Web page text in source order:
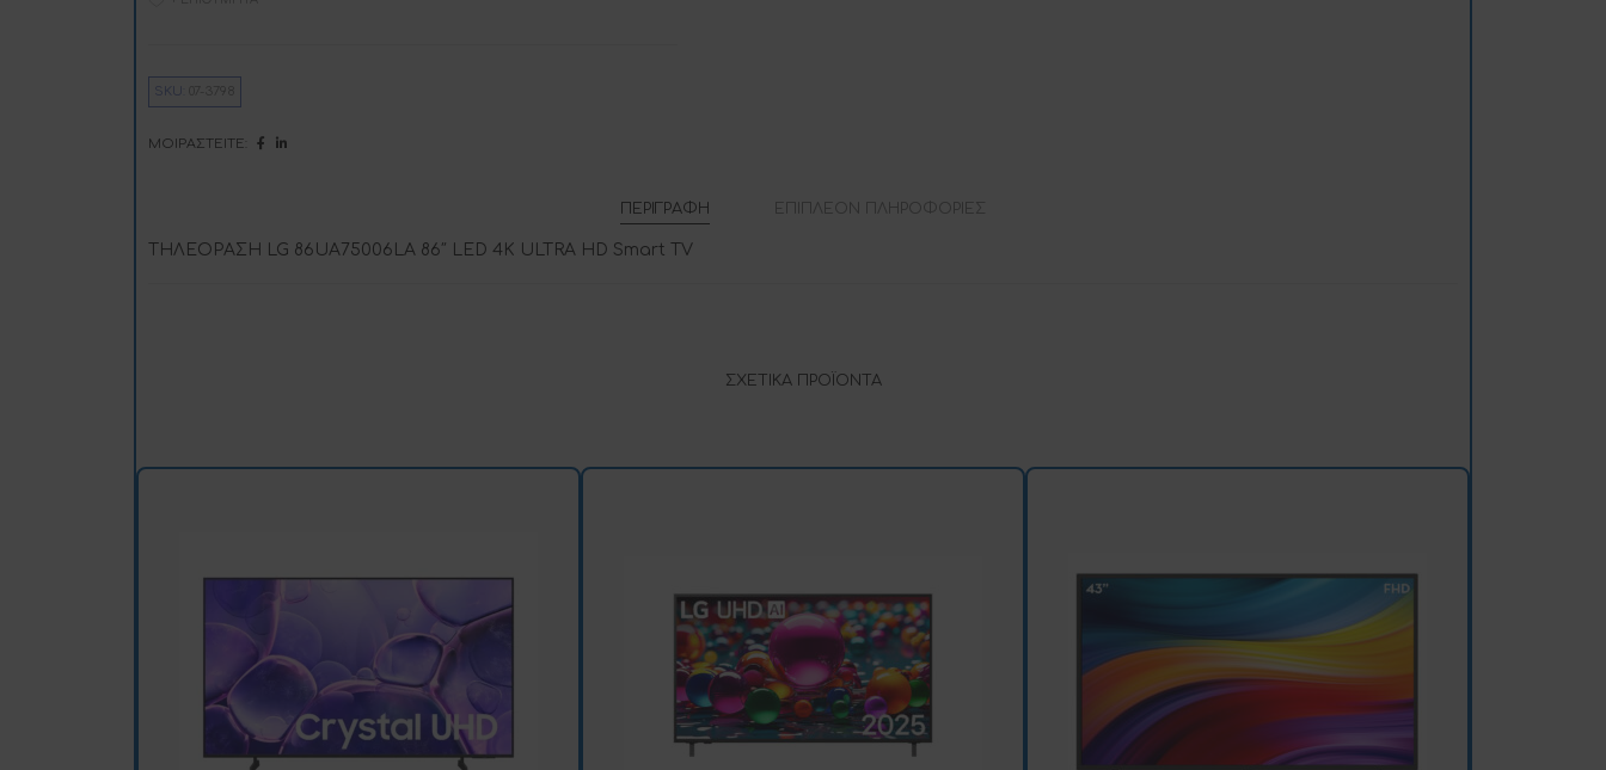
SKU:
ΜΟΙΡΑΣΤΕΊΤΕ:
ΠΕΡΙΓΡΑΦΉ ΕΠΙΠΛΈΟΝ ΠΛΗΡΟΦΟΡΊΕΣ
ΤΗΛΕΟΡΑΣΗ LG 86UA75006LA 86″ LED 4K ULTRA HD Smart TV
ΣΧΕΤΙΚΆ ΠΡΟΪΌΝΤΑ